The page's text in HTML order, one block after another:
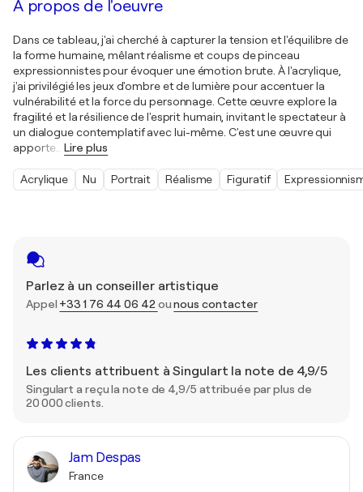
Parlez à un conseiller artistique
Appel +33 1 76 44 06 42 ounous contacter
Les clients attribuent à Singulart la note de 4,9/5
Singulart a reçu la note de 4,9/5 attribuée par plus de
20 000 clients.
Jam Despas
France
À propos de l'oeuvre
Dans ce tableau, j'ai cherché à capturer la tension et l'équilibre de
la forme humaine, mêlant réalisme et coups de pinceau
expressionnistes pour évoquer une émotion brute. À l'acrylique,
j'ai privilégié les jeux d'ombre et de lumière pour accentuer la
vulnérabilité et la force du personnage. Cette œuvre explore la
fragilité et la résilience de l'esprit humain, invitant le spectateur à
un dialogue contemplatif avec lui-même. C'est une œuvre qui
apporte
Lire plus
Acrylique Nu Portrait Réalisme Figuratif